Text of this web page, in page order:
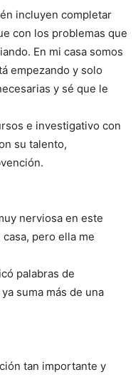
incluyen completar
con los problemas que
En mi casa somos
empezando y solo
y sé que le
e investigativo con
su talento,
nerviosa en este
pero ella me
palabras de
suma más de una
tan importante y